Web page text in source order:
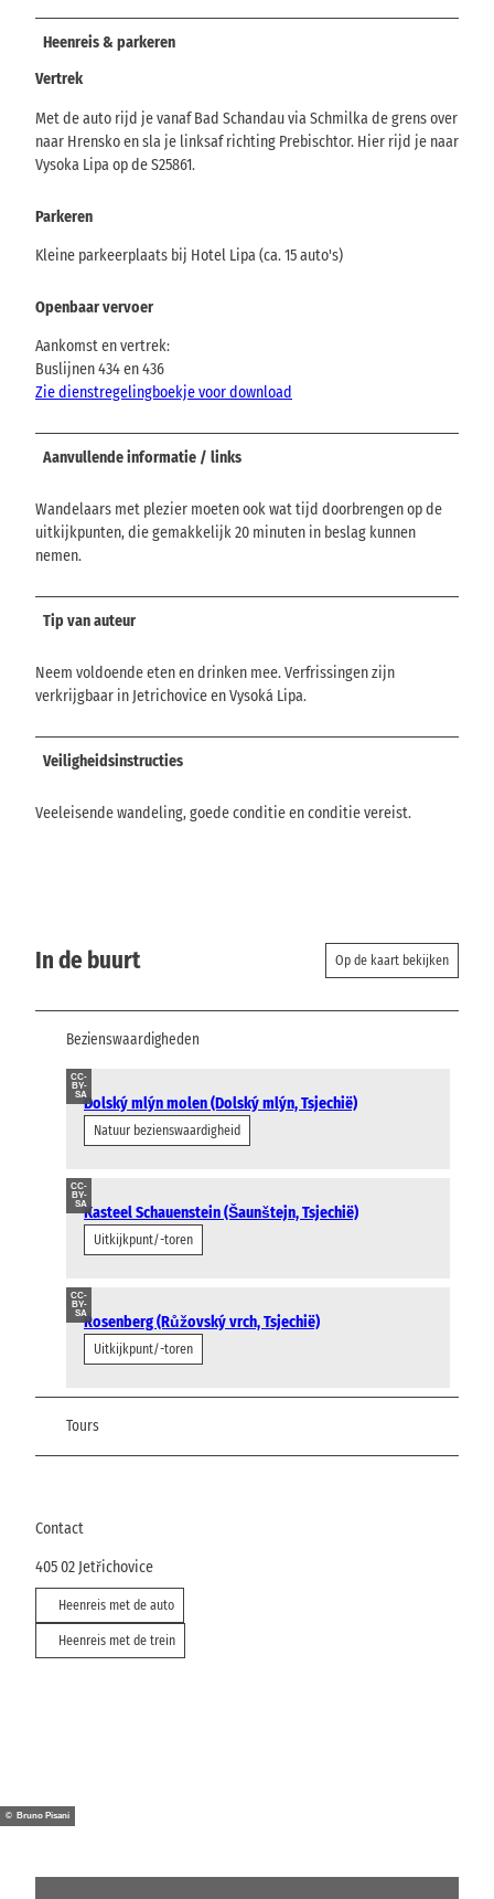
Heenreis & parkeren
Vertrek
Met de auto rijd je vanaf Bad Schandau via Schmilka de grens over
naar Hrensko en sla je linksaf richting Prebischtor. Hier rijd je naar
Vysoka Lipa op de S25861.
Parkeren
Kleine parkeerplaats bij Hotel Lipa (ca. 15 auto's)
Openbaar vervoer
Aankomst en vertrek:
Buslijnen 434 en 436
Zie dienstregelingboekje voor download
Aanvullende informatie / links
Wandelaars met plezier moeten ook wat tijd doorbrengen op de
uitkijkpunten, die gemakkelijk 20 minuten in beslag kunnen
nemen.
Tip van auteur
Neem voldoende eten en drinken mee. Verfrissingen zijn
verkrijgbaar in Jetrichovice en Vysoká Lipa.
Veiligheidsinstructies
Veeleisende wandeling, goede conditie en conditie vereist.
In de buurt Op de kaart bekijken
Bezienswaardigheden
CC-
BY-
SADolský mlýn molen (Dolský mlýn, Tsjechië)
Natuur bezienswaardigheid
CC-
BY-
SAKasteel Schauenstein (Šaunštejn, Tsjechië)
Uitkijkpunt/-toren
CC-
BY-
SARosenberg (Růžovský vrch, Tsjechië)
Uitkijkpunt/-toren
Tours
Contact
405 02 Jetřichovice
Heenreis met de auto
Heenreis met de trein
© Bruno Pisani